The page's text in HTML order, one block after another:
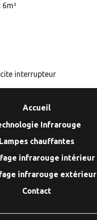
6m²
interrupteur
Accueil
Infrarouge
Lampes chauffantes
infrarouge intérieur
infrarouge extérieur
Contact